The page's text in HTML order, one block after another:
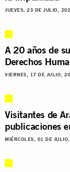
JUEVES, 23 DE JULIO,
A 20 años de
Derechos
VIERNES, 17 DE JULIO,
Visitantes de
publicaciones
MIÉRCOLES, 01 DE